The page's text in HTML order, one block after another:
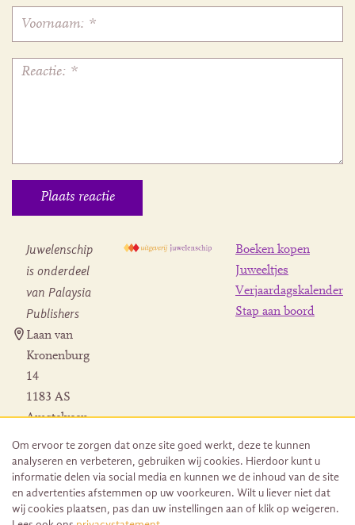
Juwelenschip
is onderdeel
van Palaysia
Publishers
Laan van
Kronenburg
14
1183 AS
Amstelveen
Herroeping
bestelling
Boeken kopen
Juweeltjes
Verjaardagskalender
Stap aan boord
Om ervoor te zorgen dat onze site goed werkt, deze te kunnen
analyseren en verbeteren, gebruiken wij cookies. Hierdoor kunt u
informatie delen via social media en kunnen we de inhoud van de site
en advertenties afstemmen op uw voorkeuren. Wilt u liever niet dat
wij cookies plaatsen, pas dan uw instellingen aan of klik op weigeren.